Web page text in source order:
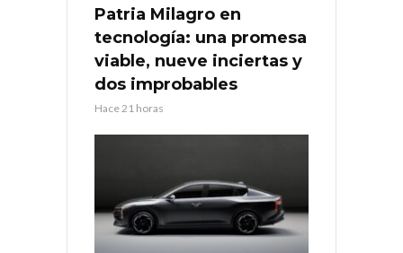
Patria Milagro en
tecnología: una promesa
viable, nueve inciertas y
dos improbables
Hace 21 horas